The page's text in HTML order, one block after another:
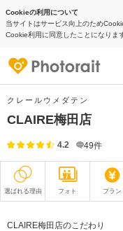
Cookieの利用について
当サイトはサービス向上のため
Cookie利用に同意したことになりま
クレールウメダテン
CLAIRE梅田店
4.2 49件
選ばれる理由 フォト プラン
CLAIRE梅田店のこだわり